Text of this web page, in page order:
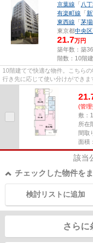
京葉線 「 八
有楽町線 「
東西線 「 茅
東京都中央区
21.7万円
築年数：築
階数：10階
10階建てで快適な物件。こちら
行き先に応じて使い分けができ
はトラスト・レジデンス 瑞鳳...
(管
敷：
所在
間取
面積
該当
チェックした物件を
検討リストに追加
さらに